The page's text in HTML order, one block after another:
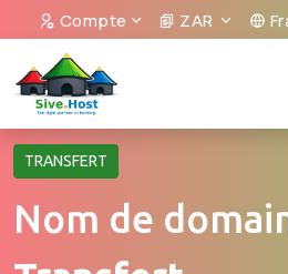
Compte ZAR
TRANSFERT
Nom de